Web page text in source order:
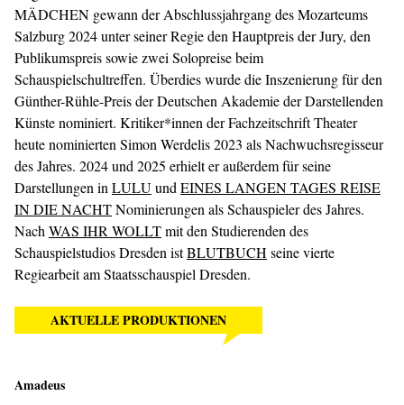
MÄDCHEN gewann der Abschlussjahrgang des Mozarteums
Salzburg 2024 unter seiner Regie den Hauptpreis der Jury, den
Publikumspreis sowie zwei Solopreise beim
Schauspielschultreffen. Überdies wurde die Inszenierung für den
Günther-Rühle-Preis der Deutschen Akademie der Darstellenden
Künste nominiert. Kritiker*innen der Fachzeitschrift Theater
heute nominierten Simon Werdelis 2023 als Nachwuchsregisseur
des Jahres. 2024 und 2025 erhielt er außerdem für seine
Darstellungen in LULUund EINES LANGEN TAGES REISE
IN DIE NACHTNominierungen als Schauspieler des Jahres.
Nach WAS IHR WOLLTmit den Studierenden des
Schauspielstudios Dresden istBLUTBUCH seine vierte
Regiearbeit am Staatsschauspiel Dresden.
AKTUELLE PRODUKTIONEN
Amadeus